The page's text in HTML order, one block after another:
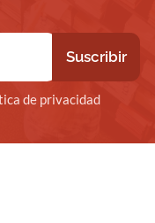
de privacidad